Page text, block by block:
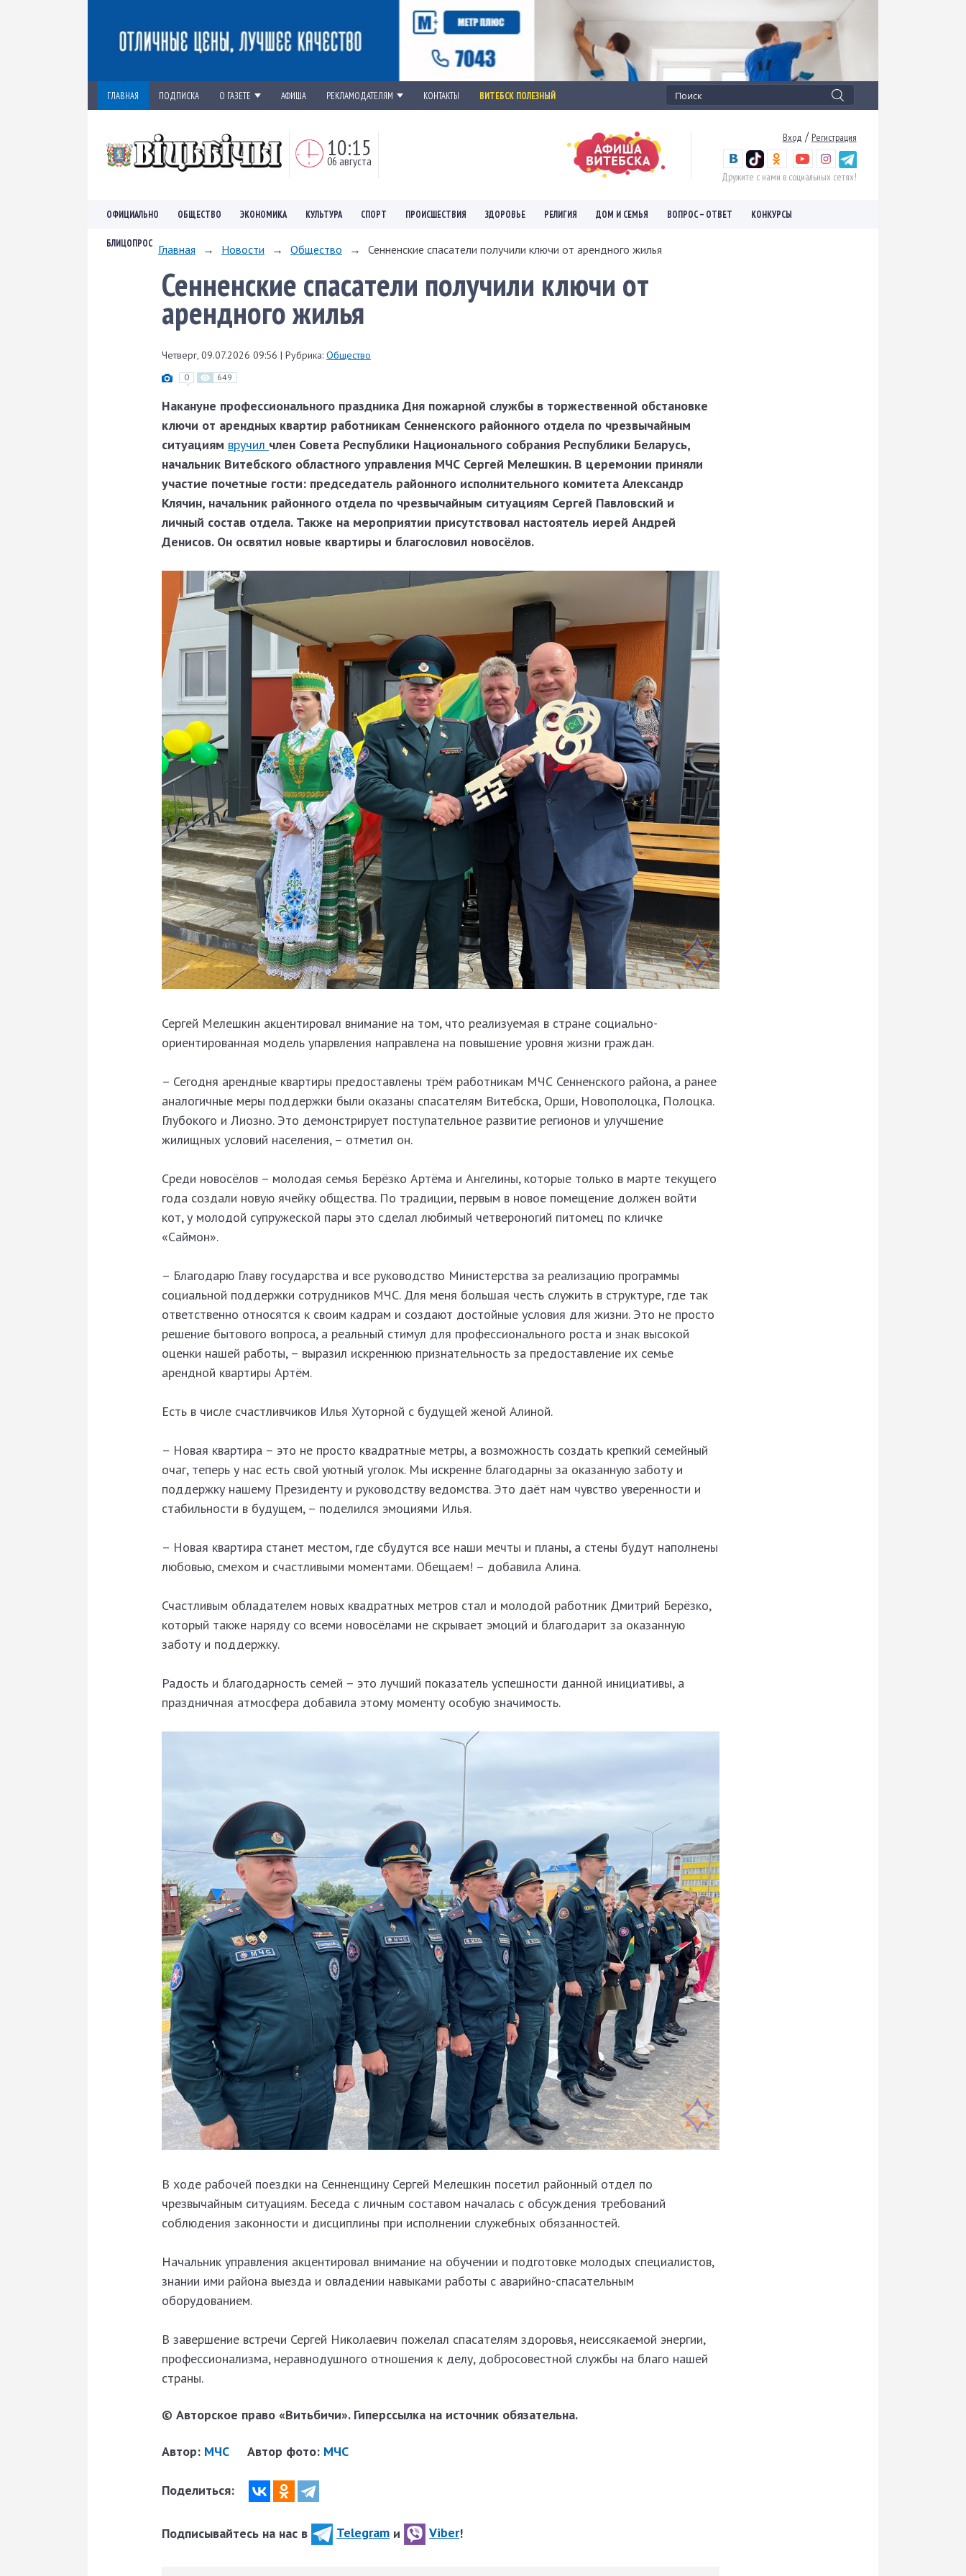
ГЛАВНАЯ ПОДПИСКА О ГАЗЕТЕ АФИША РЕКЛАМОДАТЕЛЯМ КОНТАКТЫ ВИТЕБСК ПОЛЕЗНЫЙ
10:15
06 августа
Вход / Регистрация
Дружите с нами в социальных сетях!
ОФИЦИАЛЬНО ОБЩЕСТВО ЭКОНОМИКА КУЛЬТУРА СПОРТ ПРОИСШЕСТВИЯ ЗДОРОВЬЕ РЕЛИГИЯ ДОМ И СЕМЬЯ ВОПРОС – ОТВЕТ КОНКУРСЫ
БЛИЦОПРОС Главная → Новости → Общество → Сенненские спасатели получили ключи от арендного жилья
Сенненские спасатели получили ключи от
арендного жилья
Четверг, 09.07.2026 09:56 | Рубрика: Общество
0 649
Накануне профессионального праздника Дня пожарной службы в торжественной обстановке
ключи от арендных квартир работникам Сенненского районного отдела по чрезвычайным
ситуациям вручил член Совета Республики Национального собрания Республики Беларусь,
начальник Витебского областного управления МЧС Сергей Мелешкин. В церемонии приняли
участие почетные гости: председатель районного исполнительного комитета Александр
Клячин, начальник районного отдела по чрезвычайным ситуациям Сергей Павловский и
личный состав отдела. Также на мероприятии присутствовал настоятель иерей Андрей
Денисов. Он освятил новые квартиры и благословил новосёлов.
Сергей Мелешкин акцентировал внимание на том, что реализуемая в стране социально-
ориентированная модель упарвления направлена на повышение уровня жизни граждан.
– Сегодня арендные квартиры предоставлены трём работникам МЧС Сенненского района, а ранее
аналогичные меры поддержки были оказаны спасателям Витебска, Орши, Новополоцка, Полоцка.
Глубокого и Лиозно. Это демонстрирует поступательное развитие регионов и улучшение
жилищных условий населения, – отметил он.
Среди новосёлов – молодая семья Берёзко Артёма и Ангелины, которые только в марте текущего
года создали новую ячейку общества. По традиции, первым в новое помещение должен войти
кот, у молодой супружеской пары это сделал любимый четвероногий питомец по кличке
«Саймон».
– Благодарю Главу государства и все руководство Министерства за реализацию программы
социальной поддержки сотрудников МЧС. Для меня большая честь служить в структуре, где так
ответственно относятся к своим кадрам и создают достойные условия для жизни. Это не просто
решение бытового вопроса, а реальный стимул для профессионального роста и знак высокой
оценки нашей работы, – выразил искреннюю признательность за предоставление их семье
арендной квартиры Артём.
Есть в числе счастливчиков Илья Хуторной с будущей женой Алиной.
– Новая квартира – это не просто квадратные метры, а возможность создать крепкий семейный
очаг, теперь у нас есть свой уютный уголок. Мы искренне благодарны за оказанную заботу и
поддержку нашему Президенту и руководству ведомства. Это даёт нам чувство уверенности и
стабильности в будущем, – поделился эмоциями Илья.
– Новая квартира станет местом, где сбудутся все наши мечты и планы, а стены будут наполнены
любовью, смехом и счастливыми моментами. Обещаем! – добавила Алина.
Счастливым обладателем новых квадратных метров стал и молодой работник Дмитрий Берёзко,
который также наряду со всеми новосёлами не скрывает эмоций и благодарит за оказанную
заботу и поддержку.
Радость и благодарность семей – это лучший показатель успешности данной инициативы, а
праздничная атмосфера добавила этому моменту особую значимость.
В ходе рабочей поездки на Сенненщину Сергей Мелешкин посетил районный отдел по
чрезвычайным ситуациям. Беседа с личным составом началась с обсуждения требований
соблюдения законности и дисциплины при исполнении служебных обязанностей.
Начальник управления акцентировал внимание на обучении и подготовке молодых специалистов,
знании ими района выезда и овладении навыками работы с аварийно-спасательным
оборудованием.
В завершение встречи Сергей Николаевич пожелал спасателям здоровья, неиссякаемой энергии,
профессионализма, неравнодушного отношения к делу, добросовестной службы на благо нашей
страны.
© Авторское право «Витьбичи». Гиперссылка на источник обязательна.
Автор: МЧС Автор фото: МЧС
Поделиться:
Подписывайтесь на нас в Telegram и Viber!